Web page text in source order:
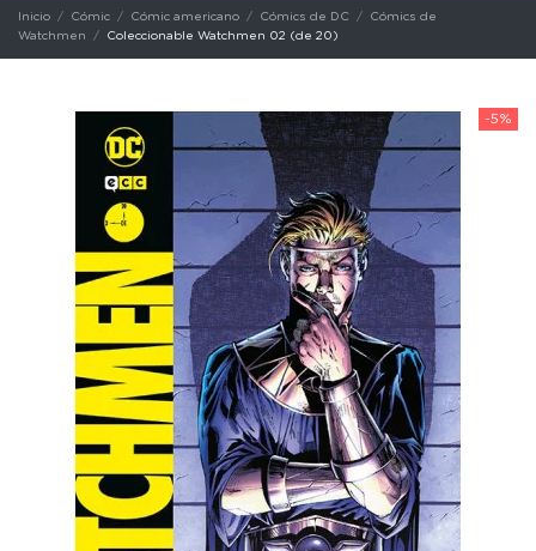
Inicio Cómic Cómic americano Cómics de DC
Cómics de
Watchmen
Coleccionable Watchmen 02 (de 20)
-5%